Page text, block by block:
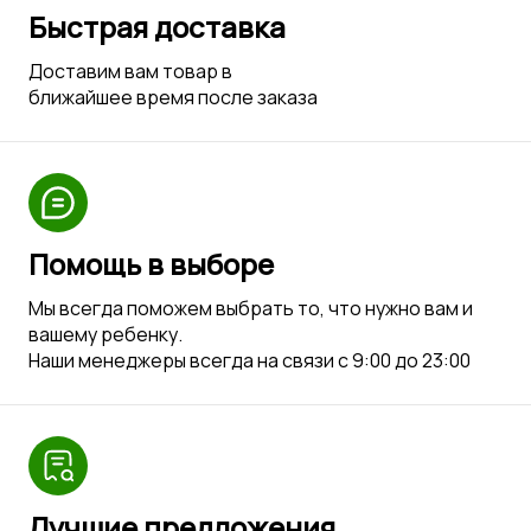
Быстрая доставка
Доставим вам товар в
ближайшее время после заказа
Помощь в выборе
Мы всегда поможем выбрать то, что нужно вам и
вашему ребенку.
Наши менеджеры всегда на связи с 9:00 до 23:00